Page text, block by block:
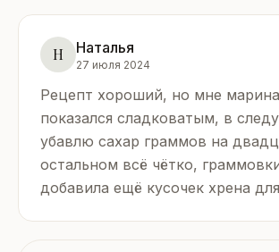
Н Наталья
27 июля 2024
Рецепт хороший, но мне
показался сладковатым, в
убавлю сахар граммов на
остальном всё чётко,
добавила ещё кусочек хрена